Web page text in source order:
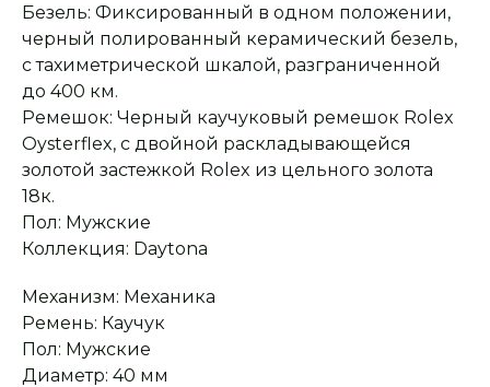
Безель: Фиксированный в одном положении,
черный полированный керамический безель,
с тахиметрической шкалой, разграниченной
до 400 км.
Ремешок: Черный каучуковый ремешок Rolex
Oysterflex, с двойной раскладывающейся
золотой застежкой Rolex из цельного золота
18к.
Пол: Мужские
Коллекция: Daytona
Механизм: Механика
Ремень: Каучук
Пол: Мужские
Диаметр: 40 мм
Оплата при получении
Заказ опласивается
после примерки и
осмотра товара
Ответим на все вопросы
и поможем с выбором
Сервисное
обслуживание
На все товары
распространяется
Реплики только